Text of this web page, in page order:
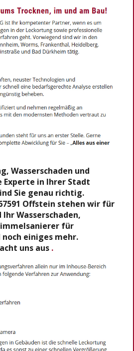
Wasserschaden und
in Ihrer Stadt
Sie genau richtig.
Offstein stehen wir für
Wasserschaden,
für
einiges mehr.
uns aus .